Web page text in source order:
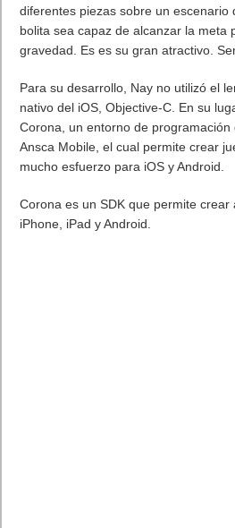
diferentes piezas sobre un escenario
bolita sea capaz de alcanzar la meta
gravedad. Es es su gran atractivo.
Para su desarrollo, Nay no utilizó el
nativo del iOS, Objective-C. En su
Corona, un entorno de
Ansca Mobile, el cual permite crear
mucho esfuerzo para iOS y Android.
Corona es un SDK que permite crear
iPhone, iPad y Android.